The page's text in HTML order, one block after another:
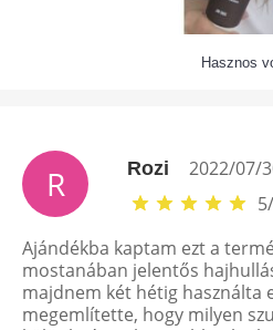
Hasznos
R Rozi
2022/07/
5/
Ajándékba kaptam ezt a
mostanában jelentős
majdnem két hétig használta
megemlítette, hogy milyen